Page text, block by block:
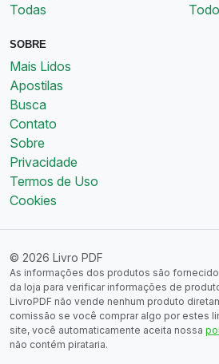
Todas
SOBRE
Mais Lidos
Apostilas
Busca
Contato
Sobre
Privacidade
Termos de Uso
Cookies
© 2026 Livro PDF
As informações dos produtos são
da loja para verificar informações de
LivroPDF não vende nenhum produto
comissão se você comprar algo por estes
site, você automaticamente aceita nossa
não contém pirataria.